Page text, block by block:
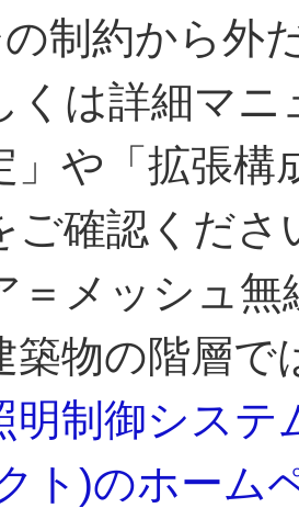
制約から外
くは詳細マ
」や「拡張構
ご確認くださ
メッシュ無
築物の階層で
制御システ
ト)のホーム